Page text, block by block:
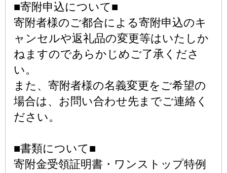
■寄附申込について■
寄附者様のご都合による寄附申込のキ
ャンセルや返礼品の変更等はいたしか
ねますのであらかじめご了承くださ
い。
また、寄附者様の名義変更をご希望の
場合は、お問い合わせ先までご連絡く
ださい。
■書類について■
寄附金受領証明書・ワンストップ特例